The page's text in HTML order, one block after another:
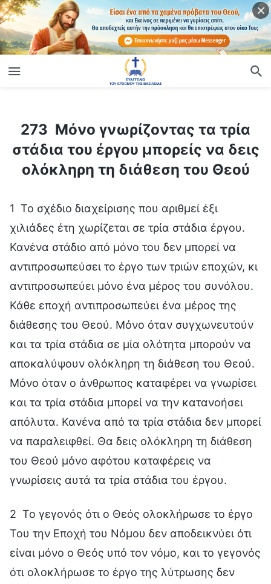
273 Μόνο γνωρίζοντας τα τρία
στάδια του έργου μπορείς να δεις
ολόκληρη τη διάθεση του Θεού
1 Το σχέδιο διαχείρισης που αριθμεί έξι
χιλιάδες έτη χωρίζεται σε τρία στάδια έργου.
Κανένα στάδιο από μόνο του δεν μπορεί να
αντιπροσωπεύσει το έργο των τριών εποχών, κι
αντιπροσωπεύει μόνο ένα μέρος του συνόλου.
Κάθε εποχή αντιπροσωπεύει ένα μέρος της
διάθεσης του Θεού. Μόνο όταν συγχωνευτούν
και τα τρία στάδια σε μία ολότητα μπορούν να
αποκαλύψουν ολόκληρη τη διάθεση του Θεού.
Μόνο όταν ο άνθρωπος καταφέρει να γνωρίσει
και τα τρία στάδια μπορεί να την κατανοήσει
απόλυτα. Κανένα από τα τρία στάδια δεν μπορεί
να παραλειφθεί. Θα δεις ολόκληρη τη διάθεση
του Θεού μόνο αφότου καταφέρεις να
γνωρίσεις αυτά τα τρία στάδια του έργου.
2 Το γεγονός ότι ο Θεός ολοκλήρωσε το έργο
Του την Εποχή του Νόμου δεν αποδεικνύει ότι
είναι μόνο ο Θεός υπό τον νόμο, και το γεγονός
ότι ολοκλήρωσε το έργο της λύτρωσης δεν